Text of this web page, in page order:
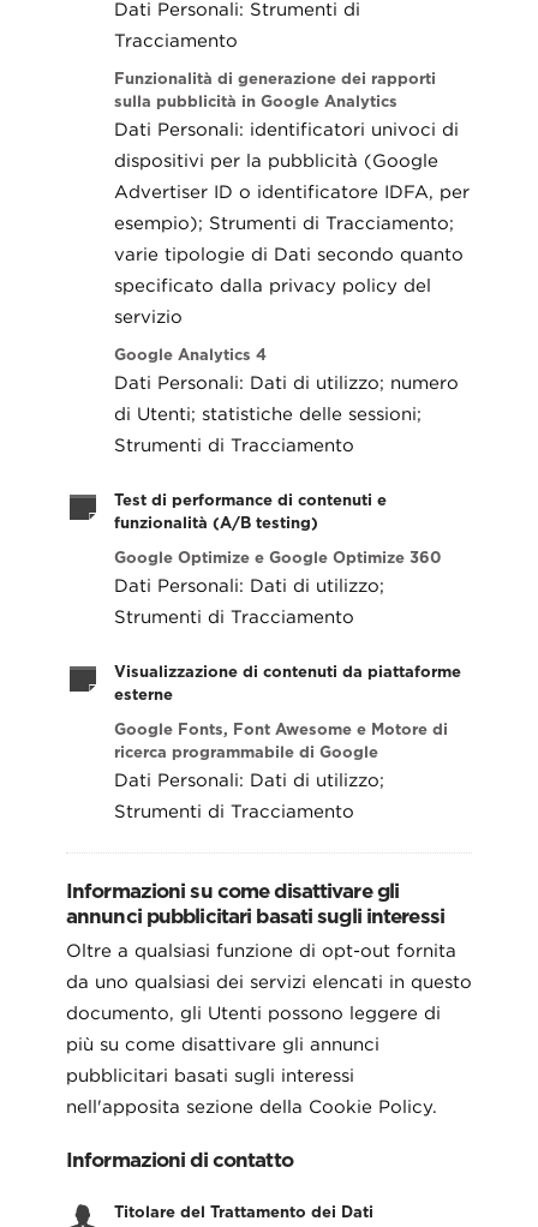
Dati Personali: Strumenti di
Tracciamento
Funzionalità di generazione dei rapporti
sulla pubblicità in Google Analytics
Dati Personali: identificatori univoci di
dispositivi per la pubblicità (Google
Advertiser ID o identificatore IDFA, per
esempio); Strumenti di Tracciamento;
varie tipologie di Dati secondo quanto
specificato dalla privacy policy del
servizio
Google Analytics 4
Dati Personali: Dati di utilizzo; numero
di Utenti; statistiche delle sessioni;
Strumenti di Tracciamento
Test di performance di contenuti e
funzionalità (A/B testing)
Google Optimize e Google Optimize 360
Dati Personali: Dati di utilizzo;
Strumenti di Tracciamento
Visualizzazione di contenuti da piattaforme
esterne
Google Fonts, Font Awesome e Motore di
ricerca programmabile di Google
Dati Personali: Dati di utilizzo;
Strumenti di Tracciamento
Informazioni su come disattivare gli
annunci pubblicitari basati sugli interessi
Oltre a qualsiasi funzione di opt-out fornita
da uno qualsiasi dei servizi elencati in questo
documento, gli Utenti possono leggere di
più su come disattivare gli annunci
pubblicitari basati sugli interessi
nell'apposita sezione della Cookie Policy.
Informazioni di contatto
Titolare del Trattamento dei Dati